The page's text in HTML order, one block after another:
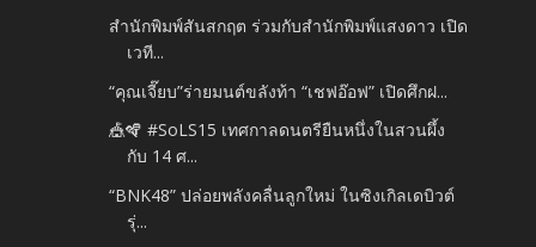
สำนักพิมพ์สันสกฤต ร่วมกับสำนักพิมพ์แสงดาว เปิด
เวที...
“คุณเจี๊ยบ”ร่ายมนต์ขลังท้า “เชฟอ๊อฟ” เปิดศึกฝ...
🎪🪇 #SoLS15 เทศกาลดนตรียืนหนึ่งในสวนผึ้ง
กับ 14 ศ...
“BNK48” ปล่อยพลังคลื่นลูกใหม่ ในซิงเกิลเดบิวต์
รุ่...